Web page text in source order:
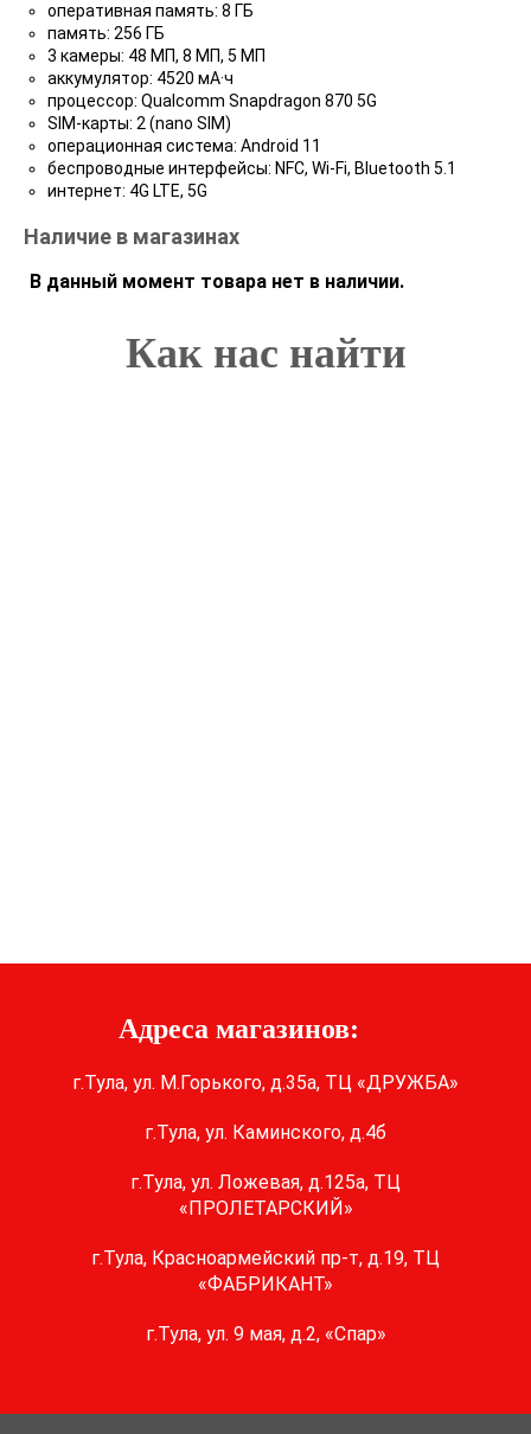
оперативная память: 8 ГБ
память: 256 ГБ
3 камеры: 48 МП, 8 МП, 5 МП
аккумулятор: 4520 мА·ч
процессор: Qualcomm Snapdragon 870 5G
SIM-карты: 2 (nano SIM)
операционная система: Android 11
беспроводные интерфейсы: NFC, Wi-Fi, Bluetooth 5.1
интернет: 4G LTE, 5G
Наличие в магазинах
В данный момент товара нет в наличии.
Как нас найти
Адреса магазинов:
г.Тула, ул. М.Горького, д.35а, ТЦ «ДРУЖБА»
г.Тула, ул. Каминского, д.4б
г.Тула, ул. Ложевая, д.125а, ТЦ
«ПРОЛЕТАРСКИЙ»
г.Тула, Красноармейский пр-т, д.19, ТЦ
«ФАБРИКАНТ»
г.Тула, ул. 9 мая, д.2, «Спар»